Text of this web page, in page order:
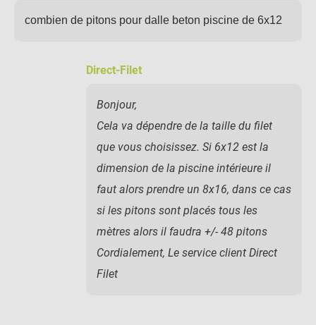
combien de pitons pour dalle beton piscine de 6x12
Direct-Filet
Bonjour,
Cela va dépendre de la taille du filet
que vous choisissez. Si 6x12 est la
dimension de la piscine intérieure il
faut alors prendre un 8x16, dans ce cas
si les pitons sont placés tous les
mètres alors il faudra +/- 48 pitons
Cordialement, Le service client Direct
Filet